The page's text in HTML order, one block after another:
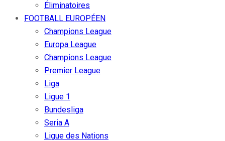
Éliminatoires
FOOTBALL EUROPÉEN
Champions League
Europa League
Champions League
Premier League
Liga
Ligue 1
Bundesliga
Seria A
Ligue des Nations